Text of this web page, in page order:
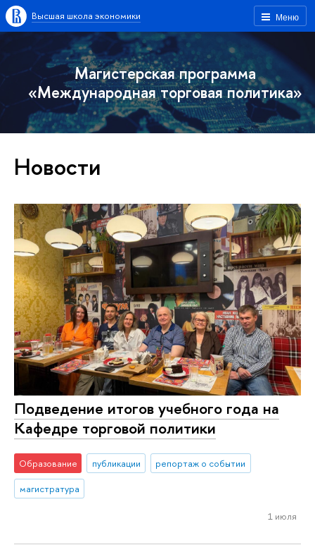
Меню
Высшая школа экономики
Магистерская программа
«Международная торговая политика»
Новости
Подведение итогов учебного года на
Кафедре торговой политики
Образование публикации
репортаж о событии
магистратура
1 июля